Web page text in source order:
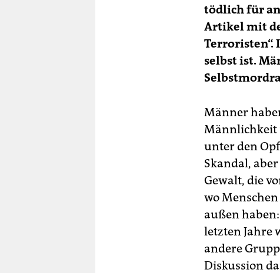
tödlich für
Artikel mit
Terroristen“.
selbst ist.
Männer
Männlichkeit
unter den
Skandal,
Gewalt, die
wo
außen
letzten Jahre
andere
Diskussion